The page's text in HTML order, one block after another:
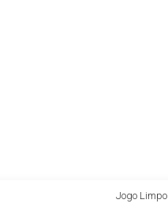
Jogo Limpo